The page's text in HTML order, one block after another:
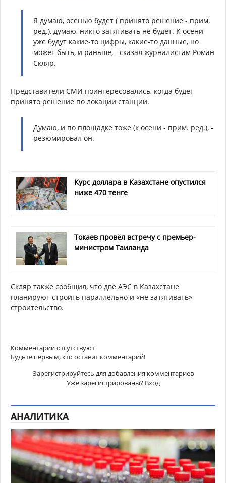
Я думаю, осенью будет ( принято решение - прим.
ред.), думаю, никто затягивать не будет. К осени
уже будут какие-то цифры, какие-то данные, но
может быть, и раньше, - сказал журналистам Роман
Скляр.
Представители СМИ поинтересовались, когда будет
принято решение по локации станции.
Думаю, и по площадке тоже (к осени - прим. ред.), -
резюмировал он.
Курс доллара в Казахстане опустился
ниже 470 тенге
Токаев провёл встречу с премьер-
министром Таиланда
Скляр также сообщил, что две АЭС в Казахстане
планируют строить параллельно и «не затягивать»
строительство.
Комментарии отсутствуют
Будьте первым, кто оставит комментарий!
Зарегистрируйтесь для добавления комментариев
Уже зарегистрированы? Вход
АНАЛИТИКА